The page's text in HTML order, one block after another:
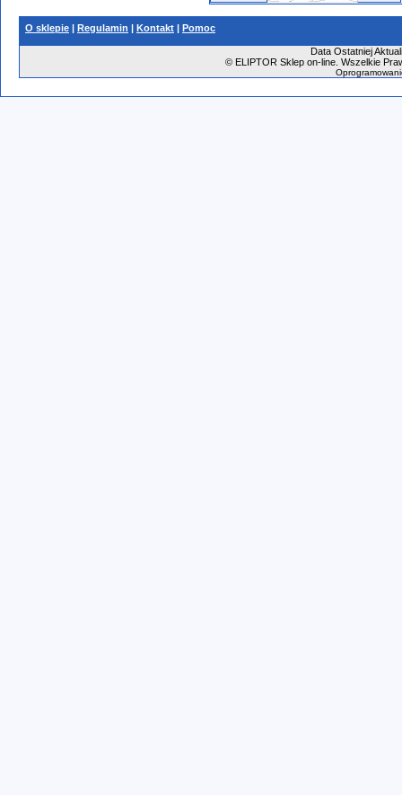
O sklepie | Regulamin | Kontakt | Pomoc
Data Ostatniej
©ELIPTOR Sklep on-line. Wszelkie